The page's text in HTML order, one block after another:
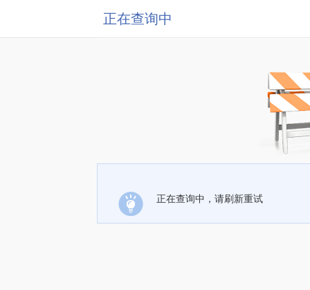
正在查询中
正在查询中，请刷新重试